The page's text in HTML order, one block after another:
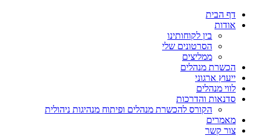
דף הבית
אודות
בין לקוחותינו
הסרטונים שלי
ממליצים
הכשרת מנהלים
ייעוץ ארגוני
לווי מנהלים
סדנאות והדרכות
הקורס להכשרת מנהלים ופיתוח מנהיגות ניהולית
מאמרים
צור קשר